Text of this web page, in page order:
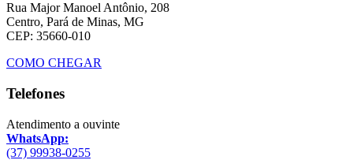
Rua Major Manoel Antônio, 208
Centro, Pará de Minas, MG
CEP: 35660-010
COMO CHEGAR
Telefones
Atendimento a ouvinte
WhatsApp:
(37) 99938-0255